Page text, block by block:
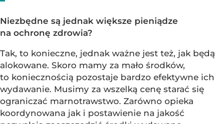
Niezbędne są jednak większe pieniądze
na ochronę zdrowia?
Tak, to konieczne, jednak ważne jest też, jak będą
alokowane. Skoro mamy za mało środków,
to koniecznością pozostaje bardzo efektywne ich
wydawanie. Musimy za wszelką cenę starać się
ograniczać marnotrawstwo. Zarówno opieka
koordynowana jak i postawienie na jakość